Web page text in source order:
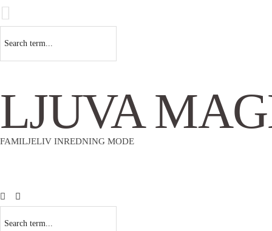
LJUVA
FAMILJELIV INREDNING MODE